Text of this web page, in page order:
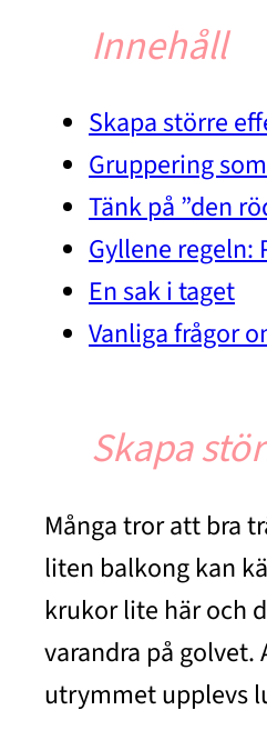
Innehåll
Skapa större
Gruppering
Tänk på ”den
Gyllene regeln:
En sak i taget
Vanliga frågor
Skapa
Många tror att bra
liten balkong kan
krukor lite här och
varandra på
utrymmet upplevs